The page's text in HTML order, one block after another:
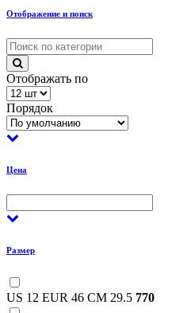
Отображение и поиск
Отображать по
Порядок
Цена
Размер
US 12 EUR 46 CM 29.5 770